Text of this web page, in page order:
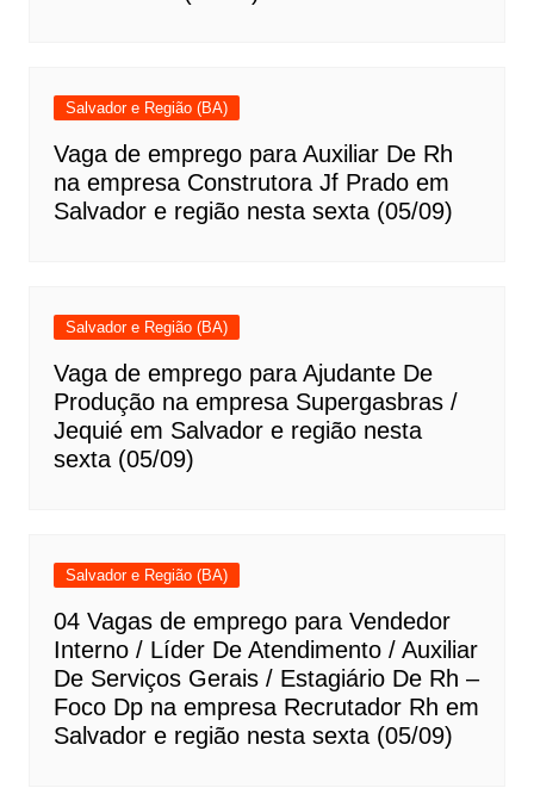
Salvador e Região (BA)
Vaga de emprego para Auxiliar De Rh
na empresa Construtora Jf Prado em
Salvador e região nesta sexta (05/09)
Salvador e Região (BA)
Vaga de emprego para Ajudante De
Produção na empresa Supergasbras /
Jequié em Salvador e região nesta
sexta (05/09)
Salvador e Região (BA)
04 Vagas de emprego para Vendedor
Interno / Líder De Atendimento / Auxiliar
De Serviços Gerais / Estagiário De Rh –
Foco Dp na empresa Recrutador Rh em
Salvador e região nesta sexta (05/09)